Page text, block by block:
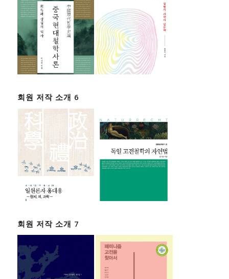
회원 저작 소개 6
회원 저작 소개 7